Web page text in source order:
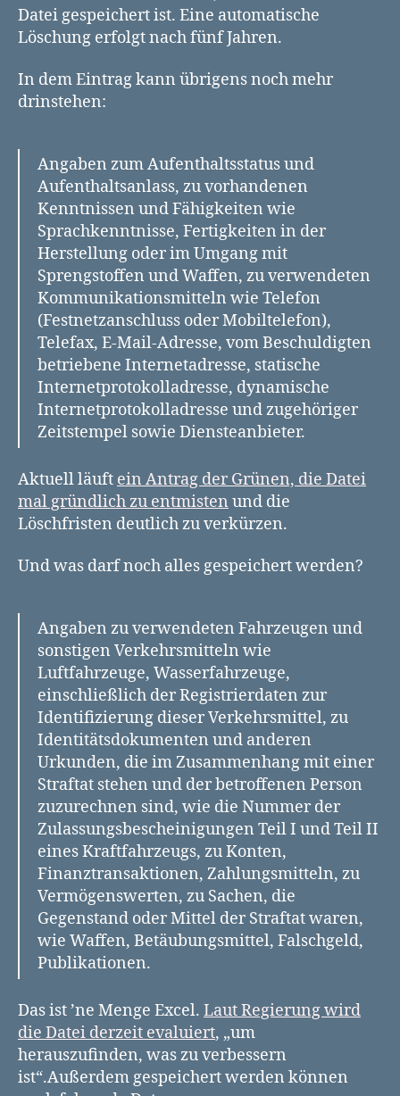
Datei gespeichert ist. Eine automatische
Löschung erfolgt nach fünf Jahren.
In dem Eintrag kann übrigens noch mehr
drinstehen:
Angaben zum Aufenthaltsstatus und
Aufenthaltsanlass, zu vorhandenen
Kenntnissen und Fähigkeiten wie
Sprachkenntnisse, Fertigkeiten in der
Herstellung oder im Umgang mit
Sprengstoffen und Waffen, zu verwendeten
Kommunikationsmitteln wie Telefon
(Festnetzanschluss oder Mobiltelefon),
Telefax, E-Mail-Adresse, vom Beschuldigten
betriebene Internetadresse, statische
Internetprotokolladresse, dynamische
Internetprotokolladresse und zugehöriger
Zeitstempel sowie Diensteanbieter.
Aktuell läuft ein Antrag der Grünen, die Datei
mal gründlich zu entmisten und die
Löschfristen deutlich zu verkürzen.
Und was darf noch alles gespeichert werden?
Angaben zu verwendeten Fahrzeugen und
sonstigen Verkehrsmitteln wie
Luftfahrzeuge, Wasserfahrzeuge,
einschließlich der Registrierdaten zur
Identifizierung dieser Verkehrsmittel, zu
Identitätsdokumenten und anderen
Urkunden, die im Zusammenhang mit einer
Straftat stehen und der betroffenen Person
zuzurechnen sind, wie die Nummer der
Zulassungsbescheinigungen Teil I und Teil II
eines Kraftfahrzeugs, zu Konten,
Finanztransaktionen, Zahlungsmitteln, zu
Vermögenswerten, zu Sachen, die
Gegenstand oder Mittel der Straftat waren,
wie Waffen, Betäubungsmittel, Falschgeld,
Publikationen.
Das ist ’ne Menge Excel. Laut Regierung wird
die Datei derzeit evaluiert, „um
herauszufinden, was zu verbessern
ist“.Außerdem gespeichert werden können